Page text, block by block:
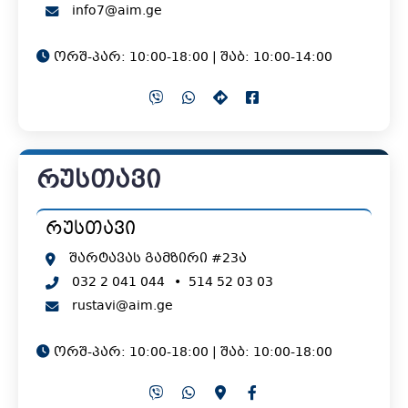
info7@aim.ge
ორშ-პარ: 10:00-18:00 | შაბ: 10:00-14:00
რუსთავი
რუსთავი
შარტავას გამზირი #23ა
032 2 041 044 • 514 52 03 03
rustavi@aim.ge
ორშ-პარ: 10:00-18:00 | შაბ: 10:00-18:00